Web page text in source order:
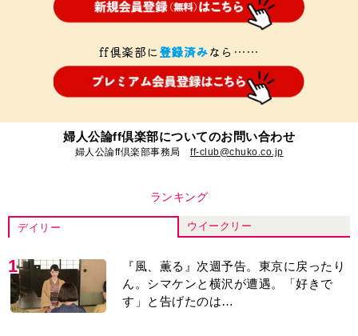
ff倶楽部に登録済みなら……
婦人公論ff倶楽部についてのお問い合わせ
婦人公論ff倶楽部事務局 ff-club@chuko.co.jp
ランキング
デイリー ウイークリー
1
『風、薫る』次週予告。東京に戻ったり
ん。シマケンと横沢が遭遇。「好きで
す」と告げたのは…